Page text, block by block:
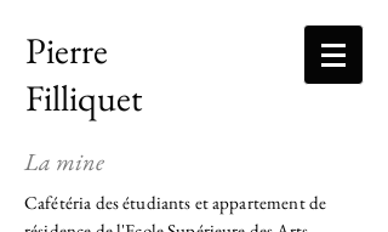
Pierre
Filliquet
La mine
Cafétéria des étudiants et appartement de